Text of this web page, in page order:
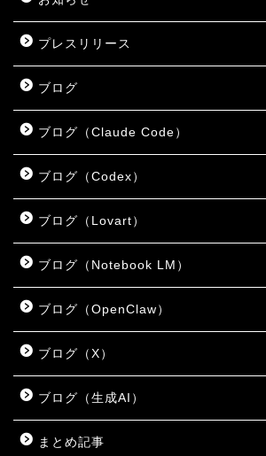
プレスリリース
ブログ
ブログ（Claude Code）
ブログ（Codex）
ブログ（Lovart）
ブログ（Notebook LM）
ブログ（OpenClaw）
ブログ（X）
ブログ（生成AI）
まとめ記事